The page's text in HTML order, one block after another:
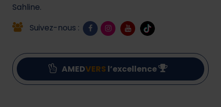
Sahline.
Suivez-nous :
AMEDVERS l’excellence